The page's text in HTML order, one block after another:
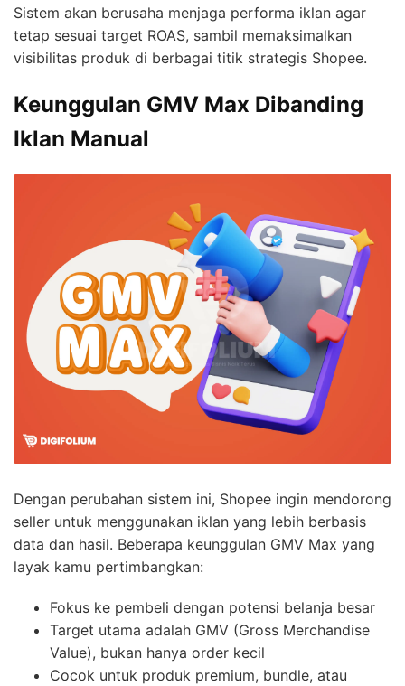
Sistem akan berusaha menjaga performa iklan agar
tetap sesuai target ROAS, sambil memaksimalkan
visibilitas produk di berbagai titik strategis Shopee.
Keunggulan GMV Max Dibanding
Iklan Manual
Dengan perubahan sistem ini, Shopee ingin mendorong
seller untuk menggunakan iklan yang lebih berbasis
data dan hasil. Beberapa keunggulan GMV Max yang
layak kamu pertimbangkan:
Fokus ke pembeli dengan potensi belanja besar
Target utama adalah GMV (Gross Merchandise
Value), bukan hanya order kecil
Cocok untuk produk premium, bundle, atau